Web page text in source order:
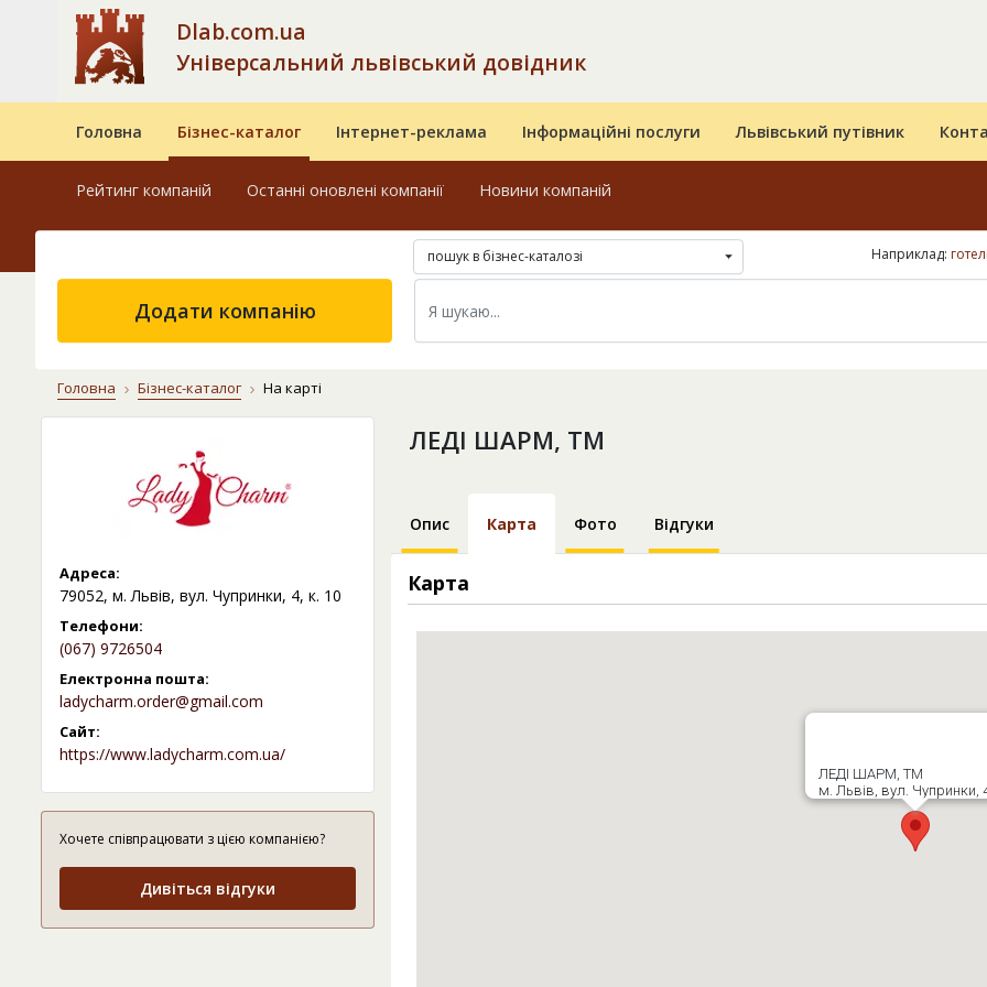
Dlab.com.ua
Універсальний львівський довідник
Головна Бізнес-каталог Інтернет-реклама Інформаційні послуги Львівський путівник
Рейтинг компаній Останні оновлені компанії Новини компаній
пошук в бізнес-каталозі Наприклад: готелі
Додати компанію
Головна Бізнес-каталог На карті
Адреса:
79052, м. Львів, вул. Чупринки, 4, к. 10
Телефони:
(067) 9726504
Електронна пошта:
ladycharm.order@gmail.com
Сайт:
https://www.ladycharm.com.ua/
Хочете співпрацювати з цією компанією?
Дивіться відгуки
ЛЕДІ ШАРМ, ТМ
Опис Карта Фото Відгуки
Карта
ЛЕДІ ШАРМ, ТМ
м. Львів, вул. Чупринки,